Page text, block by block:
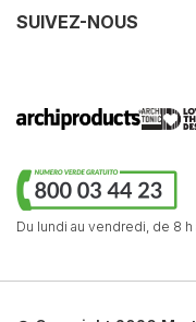
SUIVEZ-NOUS
Du lundi au vendredi, de 8 h